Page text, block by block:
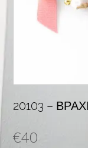
20103 –
€40